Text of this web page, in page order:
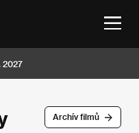
2027
Archív filmů